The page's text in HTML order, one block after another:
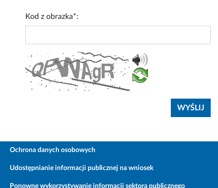
Kod z obrazka*:
Ochrona danych osobowych
Udostępnianie informacji publicznej na wniosek
Ponowne wykorzystywanie informacji sektora publicznego